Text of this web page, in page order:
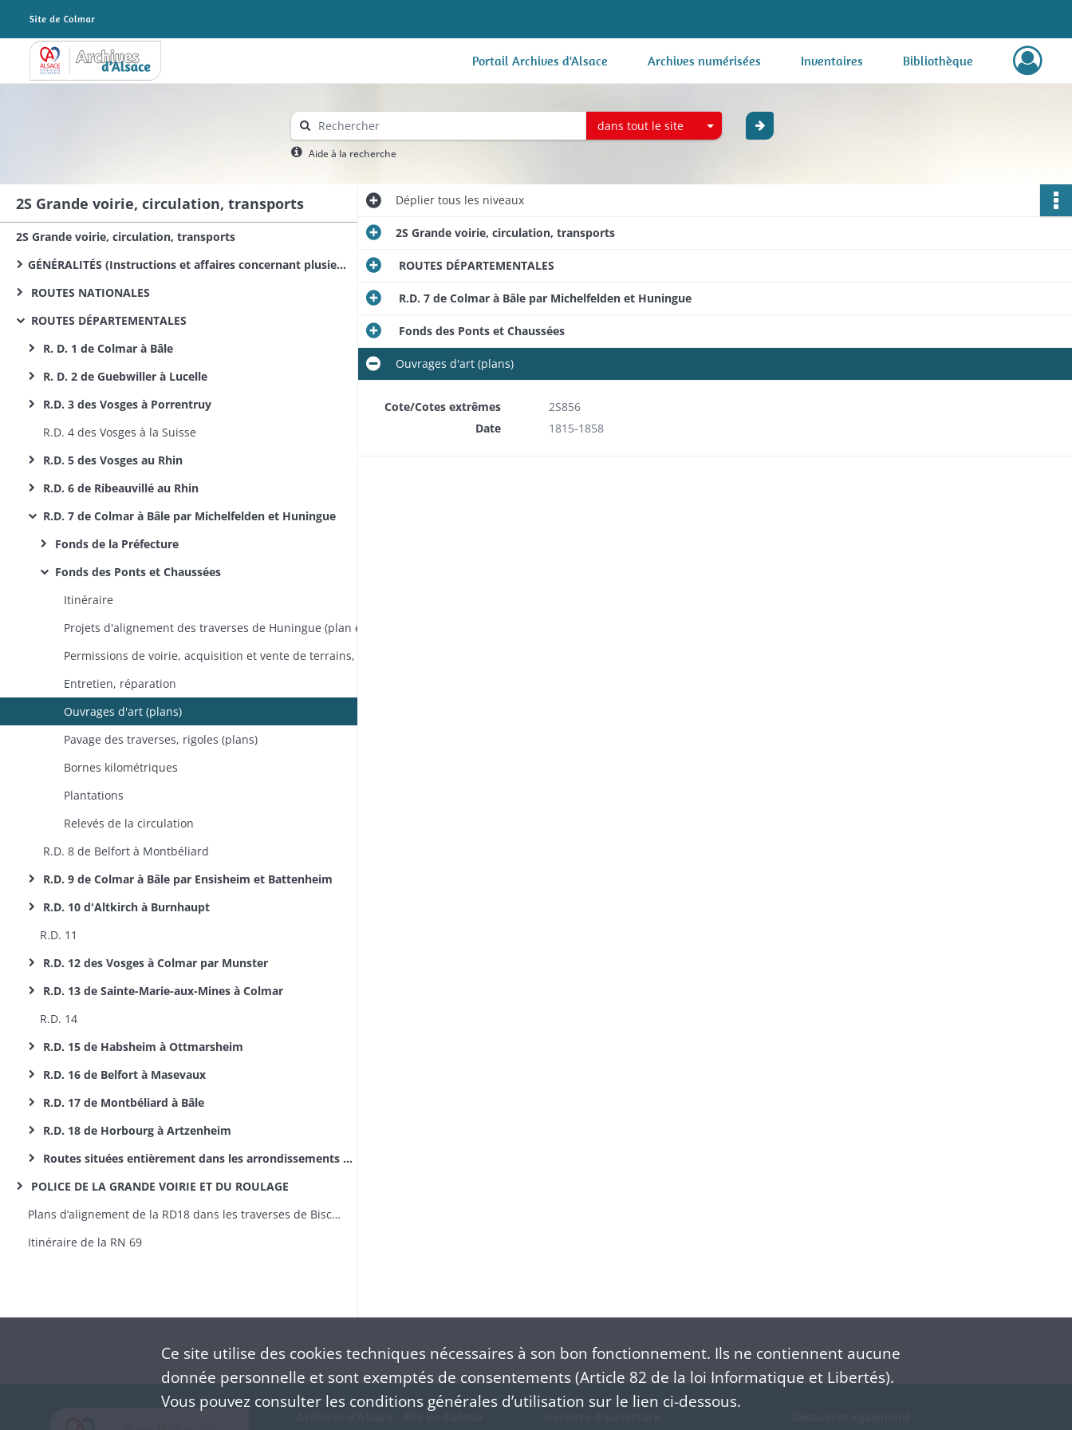
Archives Alsace - Colmar Portail Archives d'Alsace Archives numérisées Inventaires Bibliothèque
dans tout le site
Aide à la recherche
2S Grande voirie, circulation, transports
2S Grande voirie, circulation, transports
GÉNÉRALITÉS (Instructions et affaires concernant plusieurs routes)
ROUTES NATIONALES
ROUTES DÉPARTEMENTALES
R. D. 1 de Colmar à Bâle
R. D. 2 de Guebwiller à Lucelle
R.D. 3 des Vosges à Porrentruy
R.D. 4 des Vosges à la Suisse
R.D. 5 des Vosges au Rhin
R.D. 6 de Ribeauvillé au Rhin
R.D. 7 de Colmar à Bâle par Michelfelden et Huningue
Fonds de la Préfecture
Fonds des Ponts et Chaussées
Itinéraire
Entretien, réparation
Ouvrages d'art (plans)
Pavage des traverses, rigoles (plans)
Bornes kilométriques
Plantations
Relevés de la circulation
R.D. 8 de Belfort à Montbéliard
R.D. 9 de Colmar à Bâle par Ensisheim et Battenheim
R.D. 10 d'Altkirch à Burnhaupt
R.D. 11
R.D. 12 des Vosges à Colmar par Munster
R.D. 13 de Sainte-Marie-aux-Mines à Colmar
R.D. 14
R.D. 15 de Habsheim à Ottmarsheim
R.D. 16 de Belfort à Masevaux
R.D. 17 de Montbéliard à Bâle
R.D. 18 de Horbourg à Artzenheim
Routes situées entièrement dans les arrondissements de Porrentruy et Delémont
POLICE DE LA GRANDE VOIRIE ET DU ROULAGE
Plans d’alignement de la RD18 dans les traverses de Bischwihr (plan en 1851), Muntzenheim (plan et profil en 1851) et Wihr-en-Plaine (plan en 1851) [fonds de la préfecture]
Itinéraire de la RN 69
Dépliertous les niveaux
2S Grande voirie, circulation, transports
ROUTES DÉPARTEMENTALES
R.D. 7 de Colmar à Bâle par Michelfelden et Huningue
Fonds des Ponts et Chaussées
Ouvrages d'art (plans)
Cote/Cotes extrêmes
2S856
Date
1815-1858
Ce site utilise des cookiestechniques nécessaires à son bon fonctionnement. Ils ne contiennent aucune
donnée personnelle et sont exemptés de consentements (Article 82 de la loi Informatique et Libertés).
Vous pouvez consulter les conditions générales d’utilisation sur le lien ci-dessous.